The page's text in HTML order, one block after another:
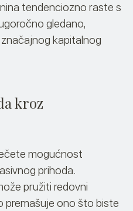
tendenciozno raste s
gledano,
kapitalnog
kroz
mogućnost
prihoda.
pružiti redovni
premašuje ono što biste